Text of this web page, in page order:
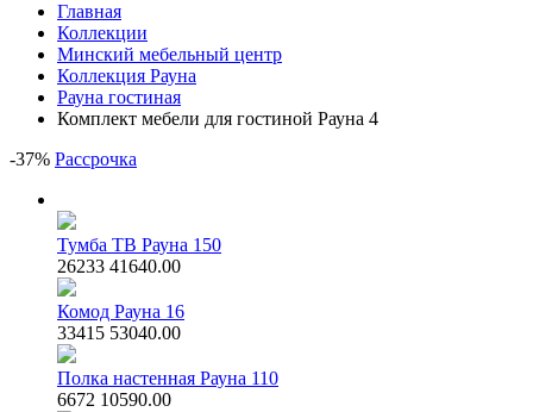
Главная
Коллекции
Минский мебельный центр
Коллекция Рауна
Рауна гостиная
Комплект мебели для гостиной Рауна 4
-37% Рассрочка
Тумба ТВ Рауна 150
26233 41640.00
Комод Рауна 16
33415 53040.00
Полка настенная Рауна 110
6672 10590.00